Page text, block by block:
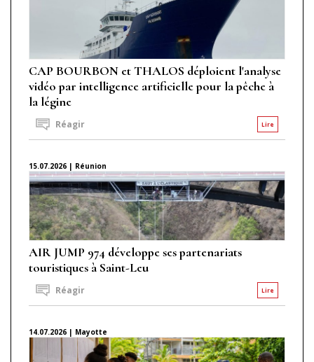
CAP BOURBON et THALOS déploient l'analyse
vidéo par intelligence artificielle pour la pêche à
la légine
Lire
Réagir
15.07.2026 | Réunion
AIR JUMP 974 développe ses partenariats
touristiques à Saint-Leu
Lire
Réagir
14.07.2026 | Mayotte